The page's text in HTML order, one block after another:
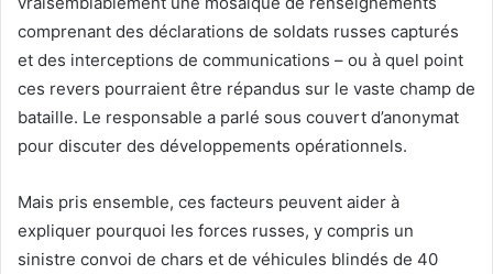
comprenant des déclarations de soldats russes capturés
et des interceptions de communications – ou à quel point
ces revers pourraient être répandus sur le vaste champ de
bataille. Le responsable a parlé sous couvert d’anonymat
pour discuter des développements opérationnels.
Mais pris ensemble, ces facteurs peuvent aider à
expliquer pourquoi les forces russes, y compris un
sinistre convoi de chars et de véhicules blindés de 40